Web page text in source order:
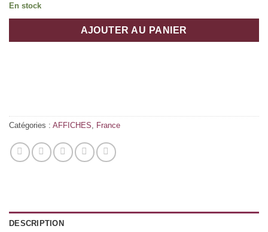
En stock
AJOUTER AU PANIER
Catégories : AFFICHES, France
DESCRIPTION